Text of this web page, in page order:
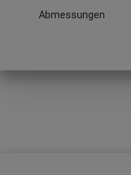
Abmessungen